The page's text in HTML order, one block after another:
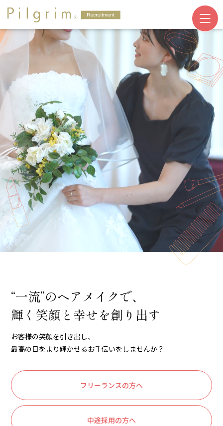
“一流”のヘアメイクで、
輝く笑顔と幸せを創り出す
お客様の笑顔を引き出し、
最高の日をより輝かせるお手伝いをしませんか？
フリーランスの方へ
中途採用の方へ